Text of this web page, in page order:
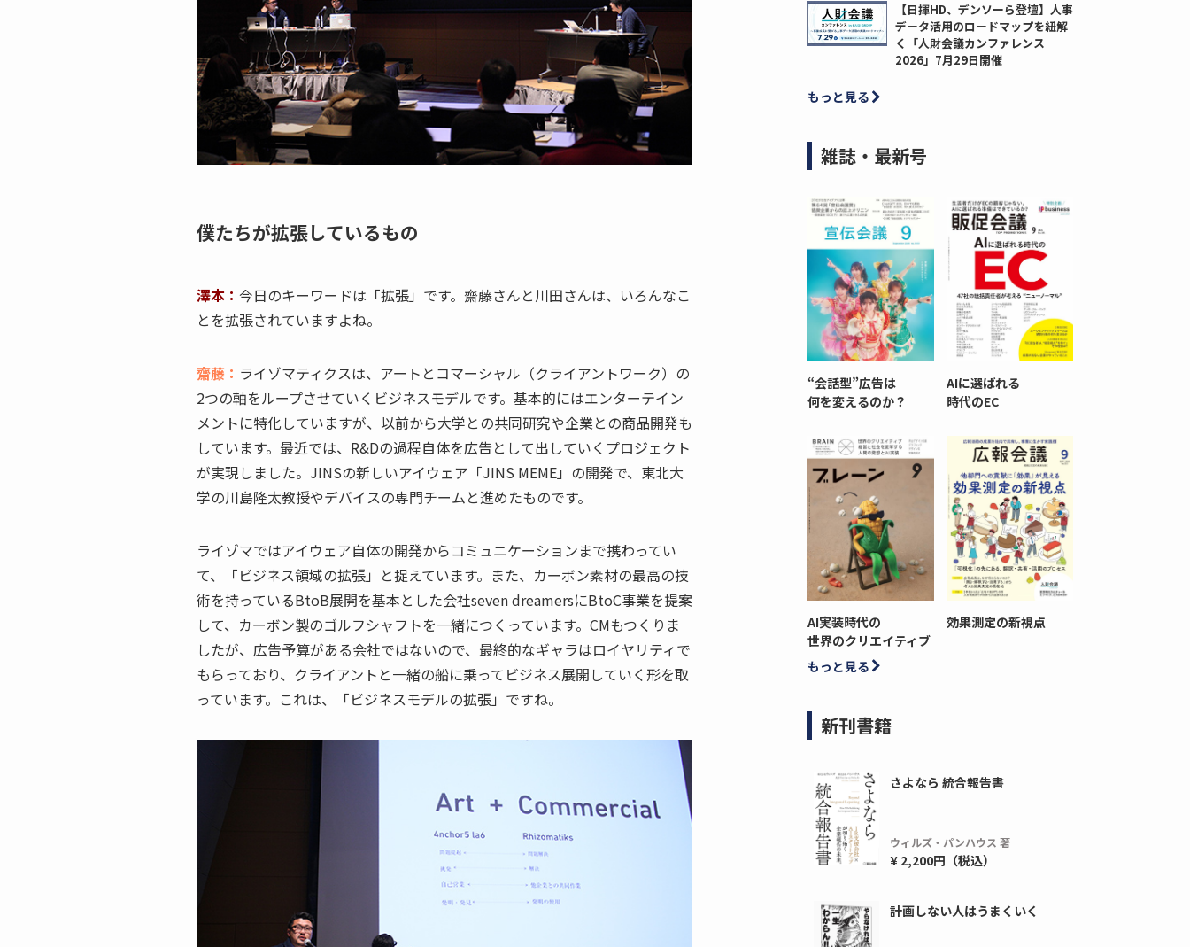
僕たちが拡張しているもの
澤本： 今日のキーワードは「拡張」です。齋藤さんと川田さんは、いろんなこ
とを拡張されていますよね。
齋藤： ライゾマティクスは、アートとコマーシャル（クライアントワーク）の
2つの軸をループさせていくビジネスモデルです。基本的にはエンターテイン
メントに特化していますが、以前から大学との共同研究や企業との商品開発も
しています。最近では、R&Dの過程自体を広告として出していくプロジェクト
が実現しました。JINSの新しいアイウェア「JINS MEME」の開発で、東北大
学の川島隆太教授やデバイスの専門チームと進めたものです。
ライゾマではアイウェア自体の開発からコミュニケーションまで携わってい
て、「ビジネス領域の拡張」と捉えています。また、カーボン素材の最高の技
術を持っているBtoB展開を基本とした会社seven dreamersにBtoC事業を提案
して、カーボン製のゴルフシャフトを一緒につくっています。CMもつくりま
したが、広告予算がある会社ではないので、最終的なギャラはロイヤリティで
もらっており、クライアントと一緒の船に乗ってビジネス展開していく形を取
っています。これは、「ビジネスモデルの拡張」ですね。
【日揮HD、デンソーら登壇】人事
データ活用のロードマップを紐解
く「人財会議カンファレンス
2026」7月29日開催
もっと見る
雑誌・最新号
“会話型”広告は
何を変えるのか？
AIに選ばれる
時代のEC
AI実装時代の
世界のクリエイティブ
効果測定の新視点
もっと見る
新刊書籍
さよなら 統合報告書
ウィルズ・パンハウス 著
¥ 2,200円（税込）
計画しない人はうまくいく